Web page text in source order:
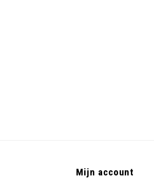
Mijn account